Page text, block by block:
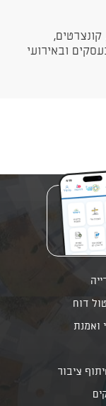
ובאירועי
דוח
ואמנת
ציבור